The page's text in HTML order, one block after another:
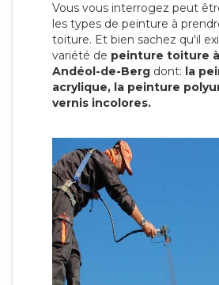
Vous vous interrogez peut
les types de peinture à
toiture. Et bien sachez qu'il
variété de peinture toiture
Andéol-de-Berg dont: la
acrylique, la peinture
vernis incolores.